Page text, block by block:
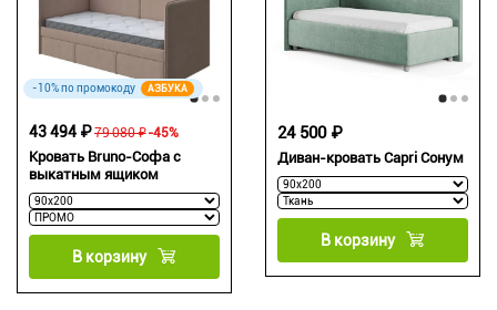
-10% по промокоду АЗБУКА
Кровать Bruno-Софа c
выкатным ящиком
79 080 ₽
43 494 ₽ -45%
В корзину
Диван-кровать Capri Сонум
24 500 ₽
В корзину